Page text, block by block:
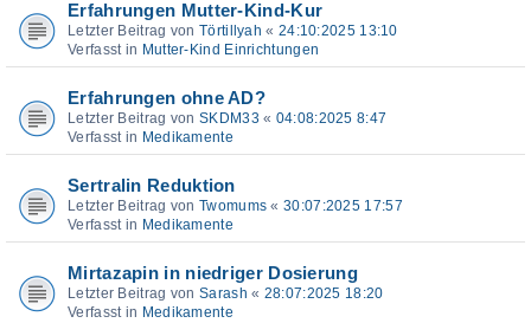
Erfahrungen Mutter-Kind-Kur
Letzter Beitrag von Törtillyah « 24:10:2025 13:10
Verfasst in Mutter-Kind Einrichtungen
Erfahrungen ohne AD?
Letzter Beitrag von SKDM33 « 04:08:2025 8:47
Verfasst in Medikamente
Sertralin Reduktion
Letzter Beitrag von Twomums «30:07:2025 17:57
Verfasst in Medikamente
Mirtazapin in niedriger Dosierung
Letzter Beitrag von Sarash « 28:07:2025 18:20
Verfasst in Medikamente